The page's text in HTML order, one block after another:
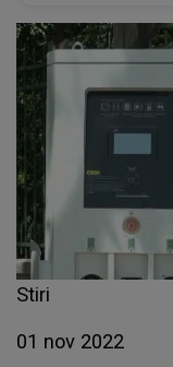
Stiri
01 nov 2022